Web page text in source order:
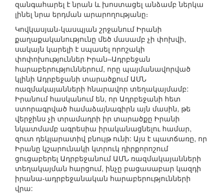
զանգահարել է նրան և խոստացել անձամբ ներկա
լինել նրա երդման արարողությանը։
Կովկասյան-կասպյան շրջանում Իրանի
քաղաքականությունը մեծ մասամբ չի փոխվի,
սակայն կարելի է սպասել որոշակի
փոփոխություններ Իրան–Ադրբեջան
հարաբերություններում, որը պայմանավորված
կլինի Ադրբեջանի տարածքում ԱՄՆ
ռազմակայանների հնարավոր տեղակայմամբ:
Իրանում հասկանում են, որ Ադրբեջանի հետ
ստորագրված համաձայնագիրն այն մասին, թե
վերջինս չի տրամադրի իր տարածքը Իրանի
նկատմամբ ագրեսիա իրականացնելու համար,
զուտ դեկլարատիվ բնույթ ունի: Այս է պատճառը, որ
Իրանը կշարունակի կտրուկ դիրքորոշում
ցուցաբերել Ադրբեջանում ԱՄՆ ռազմակայանների
տեղակայման հարցում, ինչը բացասաբար կազդի
իրանա-ադրբեջանական հարաբերությունների
վրա: